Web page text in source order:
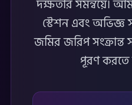
দক্ষতার সমন্বয়ে।
স্টেশন এবং অভিজ্ঞ
জমির জরিপ সংক্রান্ত
পূরণ করতে